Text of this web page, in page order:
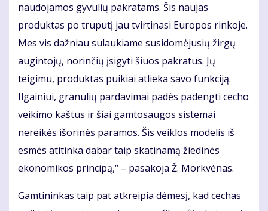
naudojamos gyvulių pakratams. Šis naujas
produktas po truputį jau tvirtinasi Europos rinkoje.
Mes vis dažniau sulaukiame susidomėjusių žirgų
augintojų, norinčių įsigyti šiuos pakratus. Jų
teigimu, produktas puikiai atlieka savo funkciją.
Ilgainiui, granulių pardavimai padės padengti cecho
veikimo kaštus ir šiai gamtosaugos sistemai
nereikės išorinės paramos. Šis veiklos modelis iš
esmės atitinka dabar taip skatinamą žiedinės
ekonomikos principą,“ – pasakoja Ž. Morkvėnas.
Gamtininkas taip pat atkreipia dėmesį, kad cechas